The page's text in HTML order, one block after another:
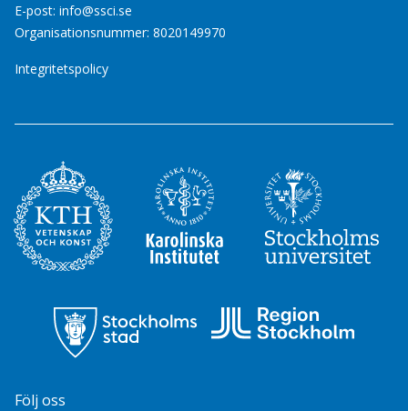
E-post: info@ssci.se
Organisationsnummer: 8020149970
Integritetspolicy
Följ oss